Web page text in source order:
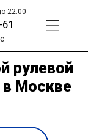
22:00
рулевой
Москве